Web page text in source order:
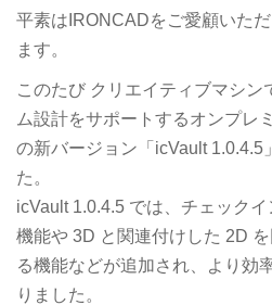
平素はIRONCADをご愛顧いた
ます。
このたび クリエイティブマシ
ム設計をサポートするオンプレ
の新バージョン「icVault 1.0.4.5
た。
icVault 1.0.4.5 では、チェック
機能や 3D と関連付けした 2D
る機能などが追加され、より効
りました。